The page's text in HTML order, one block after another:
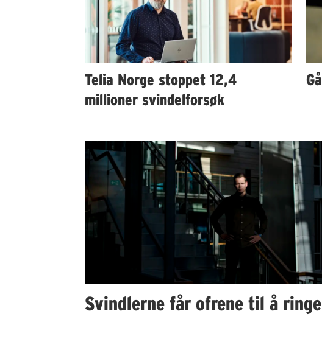
Telia Norge stoppet 12,4
millioner svindelforsøk
Svindlerne får ofrene til å